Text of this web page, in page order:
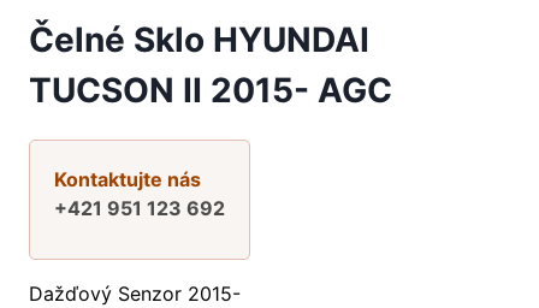
Čelné Sklo HYUNDAI
TUCSON II 2015- AGC
Kontaktujte nás
+421 951 123 692
Dažďový Senzor 2015-